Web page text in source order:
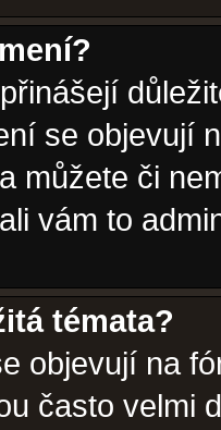
se objevují
můžete či
vám to
témata?
objevují na
často velmi